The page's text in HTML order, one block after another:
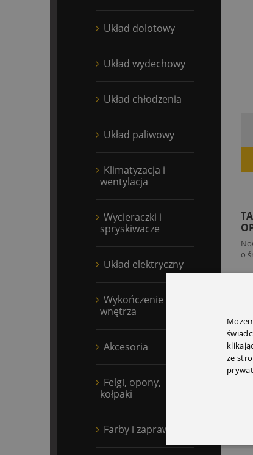
Układ dolotowy
Układ wydechowy
Układ chłodzenia
Układ paliwowy
Klimatyzacja i
wentylacja
Wycieraczki i
spryskiwacze
Układ elektryczny
Wykończenie
wnętrza
Akcesoria
Felgi, opony,
kołpaki
Farby i zaprawki
o
ze